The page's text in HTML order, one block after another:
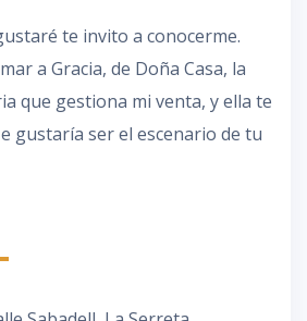
te invito a conocerme.
a Gracia, de Doña Casa, la
que gestiona mi venta, y ella te
gustaría ser el escenario de tu